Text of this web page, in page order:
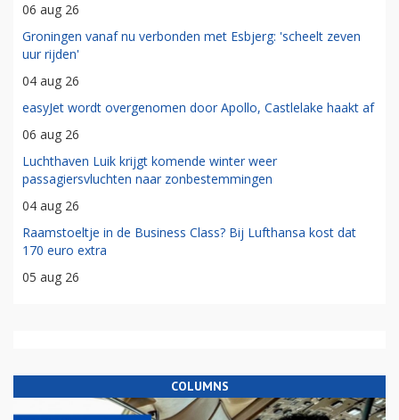
06 aug 26
Groningen vanaf nu verbonden met Esbjerg: 'scheelt zeven
uur rijden'
04 aug 26
easyJet wordt overgenomen door Apollo, Castlelake haakt af
06 aug 26
Luchthaven Luik krijgt komende winter weer
passagiersvluchten naar zonbestemmingen
04 aug 26
Raamstoeltje in de Business Class? Bij Lufthansa kost dat
170 euro extra
05 aug 26
COLUMNS